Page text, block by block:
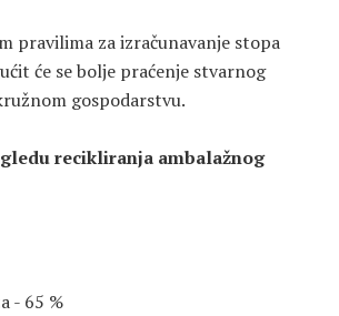
pravilima za izračunavanje stopa
će se bolje praćenje stvarnog
gospodarstvu.
recikliranja ambalažnog
- 65 %